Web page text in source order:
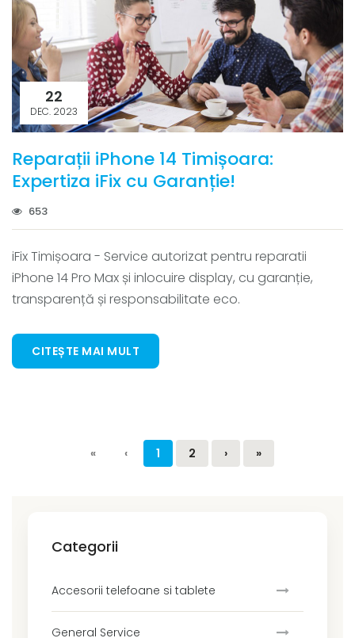
22
DEC. 2023
Reparații iPhone 14 Timișoara:
Expertiza iFix cu Garanție!
653
iFix Timișoara - Service autorizat pentru reparatii
iPhone 14 Pro Max și inlocuire display, cu garanție,
transparență și responsabilitate eco.
CITEȘTE MAI MULT
« ‹ 1 2 › »
Categorii
Accesorii telefoane si tablete
General Service